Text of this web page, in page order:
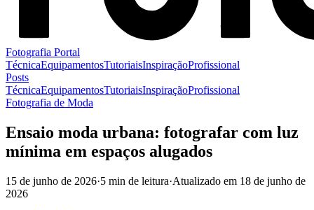
Fotografia Portal
TécnicaEquipamentosTutoriaisInspiraçãoProfissional
Posts
TécnicaEquipamentosTutoriaisInspiraçãoProfissional
Fotografia de Moda
Ensaio moda urbana: fotografar com luz
mínima em espaços alugados
15 de junho de 2026·5 min de leitura·Atualizado em 18 de junho de
2026